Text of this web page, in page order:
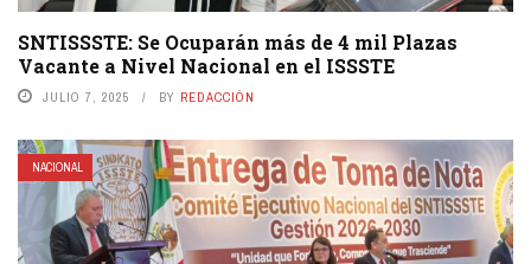
SNTISSSTE: Se Ocuparán más de 4 mil Plazas
Vacante a Nivel Nacional en el ISSSTE
JULIO 7, 2025 BY REDACCIÓN
NACIONAL